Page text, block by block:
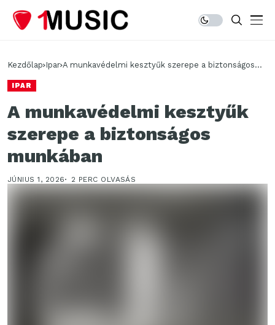
Kezdőlap Ipar A munkavédelmi kesztyűk szerepe a biztonságos
IPAR
A munkavédelmi kesztyűk
szerepe a biztonságos
munkában
JÚNIUS 1, 2026 2 PERC OLVASÁS